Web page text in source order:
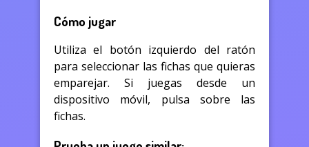
Cómo jugar
Utiliza el botón izquierdo del ratón
para seleccionar las fichas que quieras
emparejar. Si juegas desde un
dispositivo móvil, pulsa sobre las
fichas.